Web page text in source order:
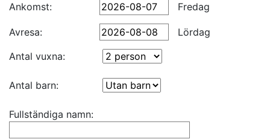
Ankomst: Fredag
Avresa:
Lördag
Antal vuxna:
Antal barn:
Fullständiga namn: